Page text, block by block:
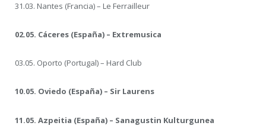
31.03. Nantes (Francia) – Le Ferrailleur
02.05. Cáceres (España) – Extremusica
03.05. Oporto (Portugal) – Hard Club
10.05. Oviedo (España) – Sir Laurens
11.05. Azpeitia (España) – Sanagustin Kulturgunea